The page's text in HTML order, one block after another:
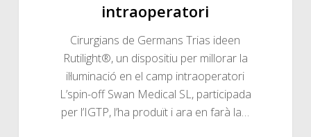
intraoperatori
Cirurgians de Germans Trias ideen
Rutilight®, un dispositiu per millorar la
il·luminació en el camp intraoperatori
L’spin-off Swan Medical SL, participada
per l’IGTP, l’ha produït i ara en farà la…